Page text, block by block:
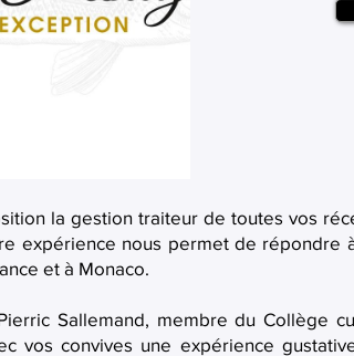
la gestion traiteur de toutes vos
expérience nous permet de répondre
et à Monaco.
Sallemand, membre du Collège
vos convives une expérience